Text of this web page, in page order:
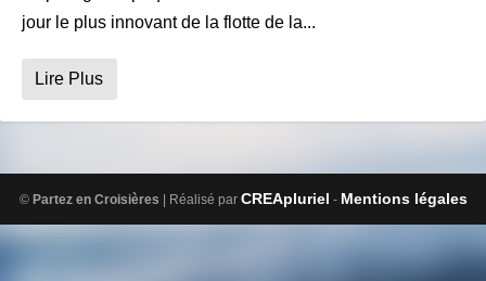
jour le plus innovant de la flotte de la...
Lire Plus
© Partez en Croisières | Réalisé par CREApluriel - Mentions légales